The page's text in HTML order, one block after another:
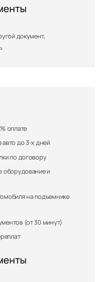
документ,
оплате
до 3-х дней
по договору
оборудование и
на подъемнике
(от 30 минут)